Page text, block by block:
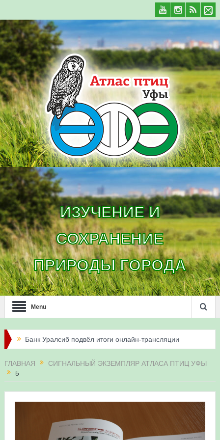
ИЗУЧЕНИЕ И
СОХРАНЕНИЕ
ПРИРОДЫ ГОРОДА
Menu
Банк Уралсиб подвёл итоги онлайн-трансляции
жизни сапсанов в Уфе в 2026 году
ГЛАВНАЯ
СИГНАЛЬНЫЙ ЭКЗЕМПЛЯР АТЛАСА ПТИЦ УФЫ
5